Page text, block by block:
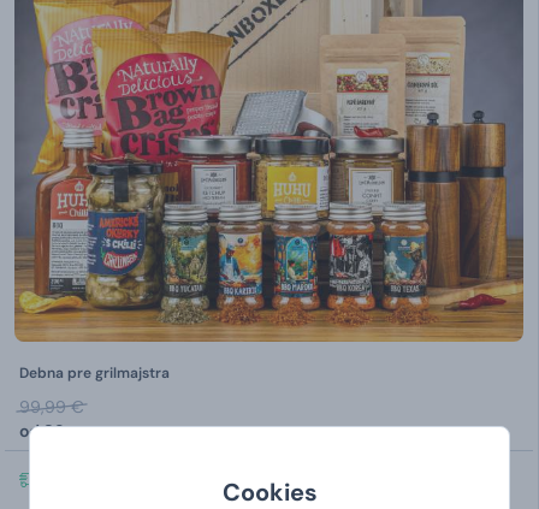
Cookies
Debna pre grilmajstra
99,99 €
od89,90 €